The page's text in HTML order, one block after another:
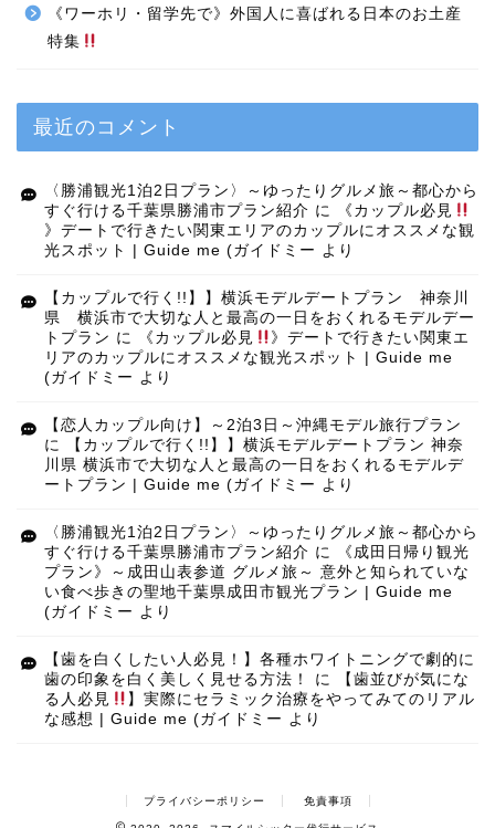
《ワーホリ・留学先で》外国人に喜ばれる日本のお土産
特集
最近のコメント
〈勝浦観光1泊2日プラン〉～ゆったりグルメ旅～都心から
すぐ行ける千葉県勝浦市プラン紹介 に
《カップル必見
》デートで行きたい関東エリアのカップルにオススメな観
光スポット | Guide me (ガイドミー より
【カップルで行く!!】】横浜モデルデートプラン 神奈川
県 横浜市で大切な人と最高の一日をおくれるモデルデー
トプラン に 《カップル必見
》デートで行きたい関東エ
リアのカップルにオススメな観光スポット | Guide me
(ガイドミー より
【恋人カップル向け】～2泊3日～沖縄モデル旅行プラン
に
【カップルで行く!!】】横浜モデルデートプラン 神奈
川県 横浜市で大切な人と最高の一日をおくれるモデルデ
ートプラン | Guide me (ガイドミー より
〈勝浦観光1泊2日プラン〉～ゆったりグルメ旅～都心から
すぐ行ける千葉県勝浦市プラン紹介 に
《成田日帰り観光
プラン》～成田山表参道 グルメ旅～ 意外と知られていな
い食べ歩きの聖地千葉県成田市観光プラン | Guide me
(ガイドミー より
【歯を白くしたい人必見！】各種ホワイトニングで劇的に
歯の印象を白く美しく見せる方法！
に
【歯並びが気にな
る人必見
】実際にセラミック治療をやってみてのリアル
な感想 | Guide me (ガイドミー より
プライバシーポリシー 免責事項